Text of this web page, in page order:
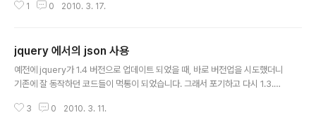
엔진을 Webkit SunSpider 로 교체하여 획기적인 웹서
빨라질 것 같습니다. IE8도 이전 버전들에 비해서 정말 많
은 렌더링 성능의 향상이 있었던 제품인데, IE9과 IE7, IE6
과는 어느정도 차이가 날까요. 그 외에도 당연히 지원되야
장에서는 반갑기도 하면서 또 힘들기도 하네요. 국내에서 I
1 0 2010. 3. 17.
jquery 에서의 json 사용
예전에 jquery가 1.4 버전으로 업데이트 되었을 때, 바로 버전업을 시도했더니
기존에 잘 동작하던 코드들이 먹통이 되었습니다. 그래서 포기하고 다시 1.3.2
나아질까 하는 마음에 1.4.2 버전으로 업데이트를 했는데도 마찬가지더군요. 그
3 0 2010. 3. 11.